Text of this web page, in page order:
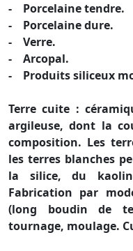
- Porcelaine tendre.
- Porcelaine dure.
- Verre.
- Arcopal.
- Produits siliceux
Terre cuite :
argileuse, dont la
composition. Les
les terres blanches
la silice, du
Fabrication par
(long boudin de
tournage, moulage.